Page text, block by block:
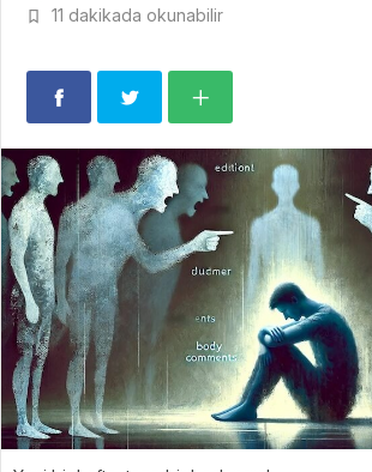
11 dakikada okunabilir